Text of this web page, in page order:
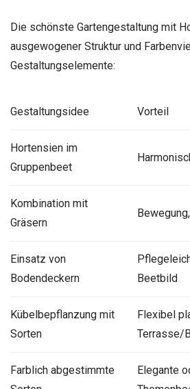
Die schönste Gartengestaltung mit
ausgewogener Struktur und
Gestaltungselemente:
Gestaltungsidee Vorteil
Hortensien im
Gruppenbeet
Kombination mit
Gräsern
Einsatz von
Bodendeckern
Beetbild
Kübelbepflanzung mit
Sorten
Flexibel
Terrasse/
Farblich abgestimmte
Elegante